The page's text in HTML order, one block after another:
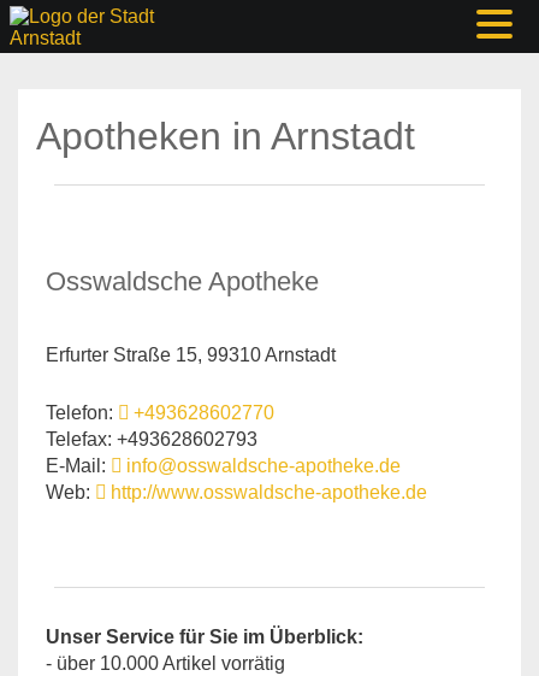
Apotheken in Arnstadt
Osswaldsche Apotheke
Erfurter Straße 15, 99310 Arnstadt
Telefon:
+493628602770
Telefax: +493628602793
E-Mail:
info@osswaldsche-apotheke.de
Web:
http://www.osswaldsche-apotheke.de
Unser Service für Sie im Überblick:
- über 10.000 Artikel vorrätig